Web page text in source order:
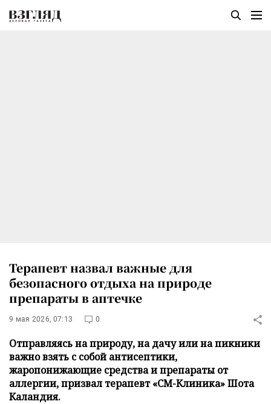
Терапевт назвал важные для
безопасного отдыха на природе
препараты в аптечке
9 мая 2026, 07:13 0
Отправляясь на природу, на дачу или на пикники
важно взять с собой антисептики,
жаропонижающие средства и препараты от
аллергии, призвал терапевт «СМ-Клиника» Шота
Каландия.